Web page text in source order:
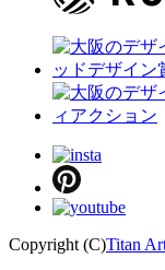
Copyright (C)Titan